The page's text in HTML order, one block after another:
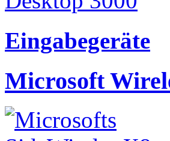
Eingabegeräte
Microsoft